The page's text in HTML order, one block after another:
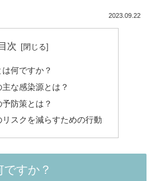
2023.09.22
目次
何ですか？
な感染源とは？
防策とは？
スクを減らすための行動
すか？